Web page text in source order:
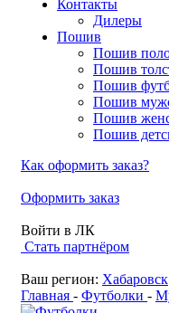
Контакты
Дилеры
Пошив
Пошив
Пошив
Пошив
Пошив
Пошив
Пошив
Как оформить заказ?
Оформить заказ
Войти в ЛК
Стать партнёром
Ваш регион: Хабаровск
Главная - Футболки -